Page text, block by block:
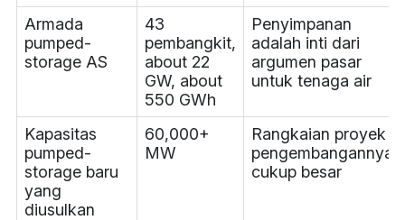
Armada
pumped-
storage AS
43
pembangkit,
about 22
GW, about
550 GWh
Penyimpanan
adalah inti dari
argumen pasar
untuk tenaga air
Kapasitas
pumped-
storage baru
yang
diusulkan
60,000+
MW
Rangkaian proyek
pengembangannya
cukup besar